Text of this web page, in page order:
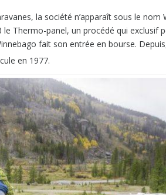
la société n’apparaît sous le
Thermo-panel, un procédé qui exclusif
fait son entrée en bourse.
en 1977.